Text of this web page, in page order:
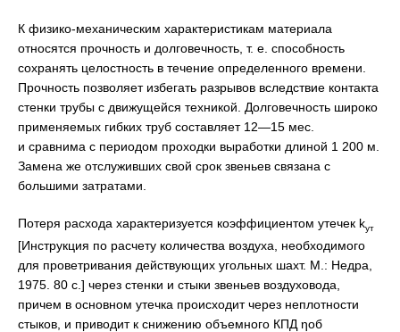
К физико-механическим характеристикам материала
относятся прочность и долговечность, т. е. способность
сохранять целостность в течение определенного времени.
Прочность позволяет избегать разрывов вследствие контакта
стенки трубы с движущейся техникой. Долговечность широко
применяемых гибких труб составляет 12—15 мес.
и сравнима с периодом проходки выработки длиной 1 200 м.
Замена же отслуживших свой срок звеньев связана с
большими затратами.
Потеря расхода характеризуется коэффициентом утечек kут
[Инструкция по расчету количества воздуха, необходимого
для проветривания действующих угольных шахт. М.: Недра,
1975. 80 с.] через стенки и стыки звеньев воздуховода,
причем в основном утечка происходит через неплотности
стыков, и приводит к снижению объемного КПД ηоб